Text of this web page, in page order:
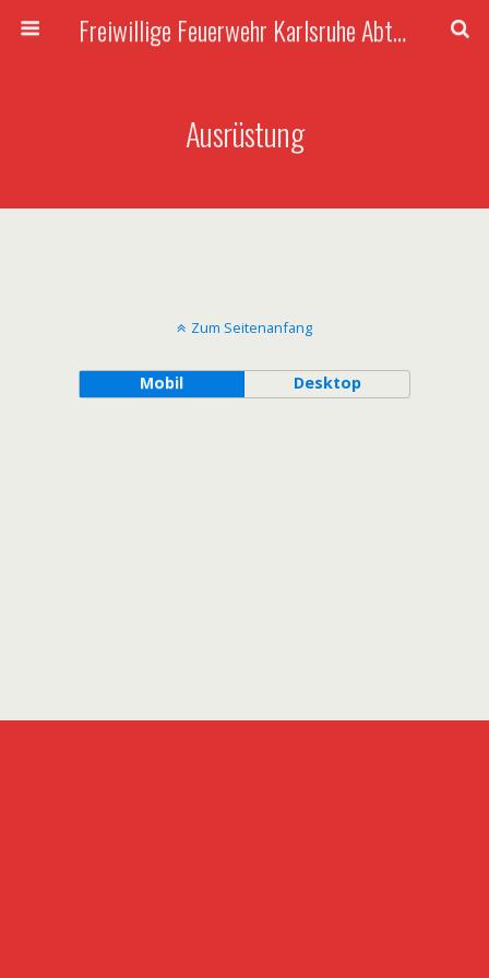
Freiwillige Feuerwehr Karlsruhe Abteilung Rüppurr
Ausrüstung
Zum Seitenanfang
Mobil Desktop